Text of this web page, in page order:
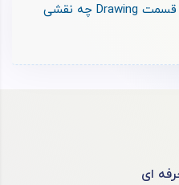
در نرم افزار Assembly قسمت Drawing چه نقشی
ای